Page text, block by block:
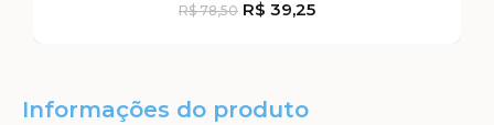
R$78,50 R$ 39,25
Informações do produto